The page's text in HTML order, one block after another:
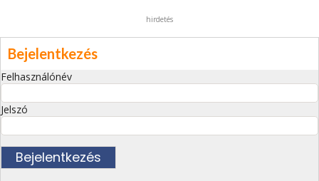
hirdetés
Bejelentkezés
Felhasználónév
Jelszó